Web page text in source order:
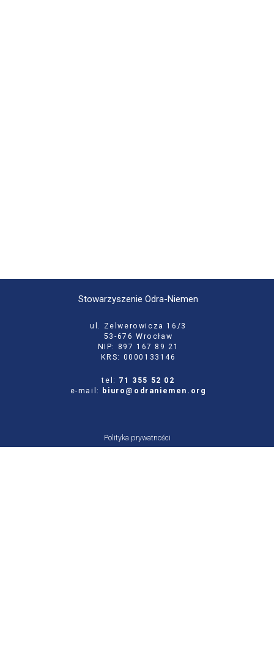
Stowarzyszenie Odra-Niemen
ul. Zelwerowicza 16/3
53-676 Wrocław
NIP: 897 167 89 21
KRS: 0000133146
tel: 71 355 52 02
e-mail:
biuro@odraniemen.org
Polityka prywatności